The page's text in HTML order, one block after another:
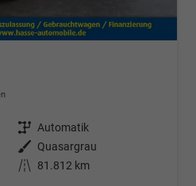
Getriebe Automatik
Außenfarbe
Quasargrau
Kilometerstand
81.812 km